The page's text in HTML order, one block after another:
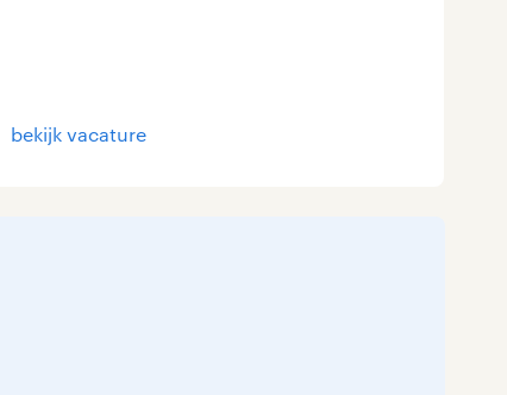
bekijk vacature